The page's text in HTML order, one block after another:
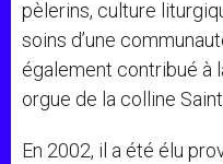
pèlerins, culture
soins d’une
également contribué à
orgue de la colline
En 2002, il a été élu